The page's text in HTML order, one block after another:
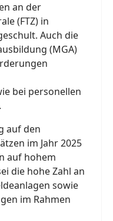
an der
(FTZ) in
Auch die
(MGA)
bei personellen
auf den
im Jahr 2025
auf hohem
die hohe Zahl an
sowie
im Rahmen